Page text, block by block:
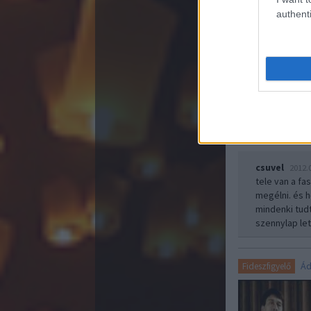
csuvel
tele van a
megélni. és
mindenki
szennylap
Fideszfigyelő